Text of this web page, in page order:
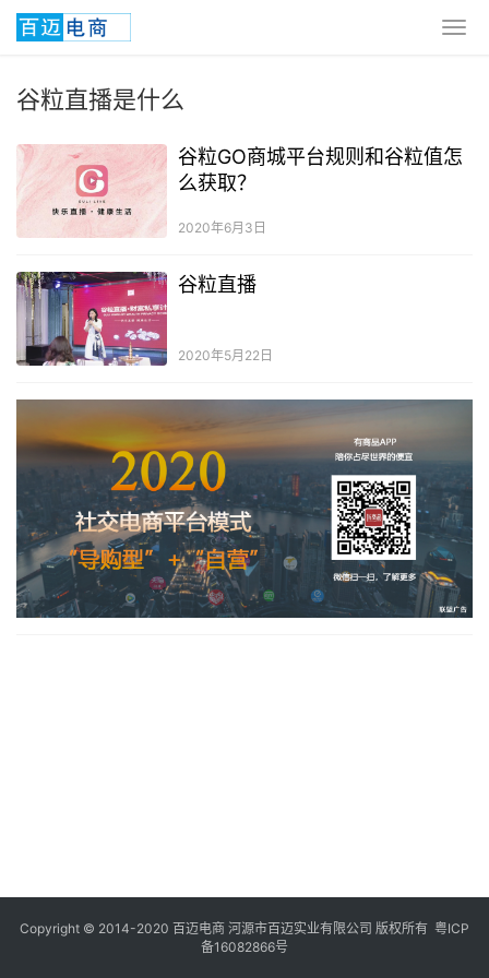
谷粒直播是什么
谷粒GO商城平台规则和谷粒值怎
么获取？
2020年6月3日
谷粒直播
2020年5月22日
Copyright © 2014-2020 百迈电商 河源市百迈实业有限公司 版权所有 粤ICP
备16082866号